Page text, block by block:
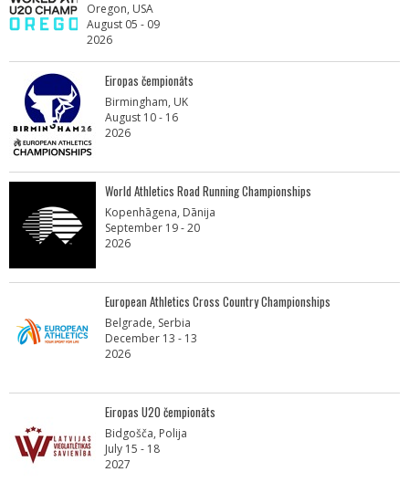
Oregon, USA
August 05 - 09
2026
Eiropas čempionāts
Birmingham, UK
August 10 - 16
2026
World Athletics Road Running Championships
Kopenhāgena, Dānija
September 19 - 20
2026
European Athletics Cross Country Championships
Belgrade, Serbia
December 13 - 13
2026
Eiropas U20 čempionāts
Bidgošča, Polija
July 15 - 18
2027